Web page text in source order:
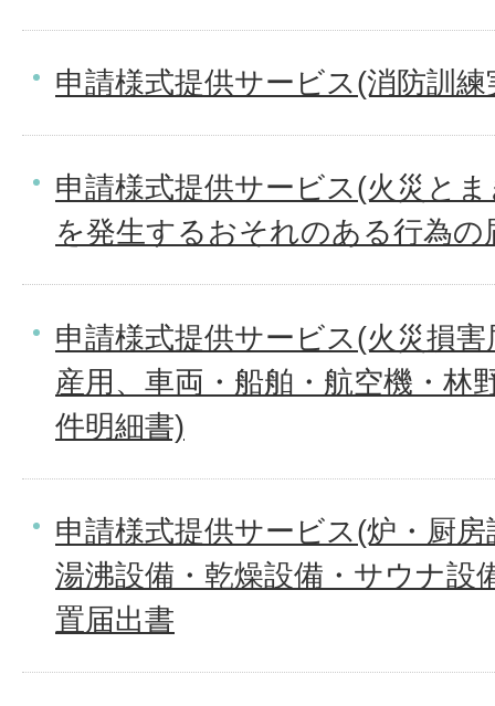
申請様式提供サービス(消防訓
申請様式提供サービス(火災と
を発生するおそれのある行為の
申請様式提供サービス(火災損
産用、車両・船舶・航空機・林
件明細書)
申請様式提供サービス(炉・厨
湯沸設備・乾燥設備・サウナ設
置届出書